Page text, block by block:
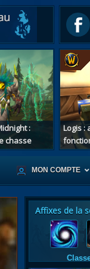
:
chasse
Logis :
confort
MON COMPTE
Affixes de la